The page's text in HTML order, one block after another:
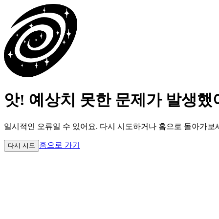
앗! 예상치 못한 문제가 발생했
일시적인 오류일 수 있어요. 다시 시도하거나 홈으로 돌아가보
다시 시도 홈으로 가기